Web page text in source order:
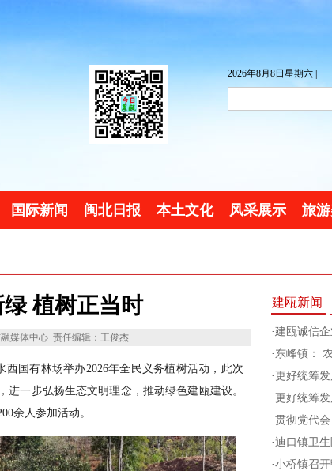
2026年8月8日星期六 |
国际新闻 闽北日报 本土文化 风采展示 旅
植树正当时
媒体中心 责任编辑：王俊杰
国有林场举办2026年全民义务植树活动，此次
一步弘扬生态文明理念，推动绿色建瓯建设。
余人参加活动。
建瓯新闻
·建瓯诚信
· 东峰镇：
· 更好统筹
· 更好统筹
·贯彻党代
·迪口镇卫
·小桥镇召